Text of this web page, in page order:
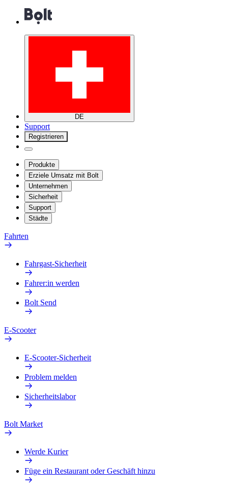
DE
Support
Registrieren
Produkte
Erziele Umsatz mit Bolt
Unternehmen
Sicherheit
Support
Städte
Fahrten
Fahrgast-Sicherheit
Fahrer:in werden
Bolt Send
E-Scooter
E-Scooter-Sicherheit
Problem melden
Sicherheitslabor
Bolt Market
Werde Kurier
Füge ein Restaurant oder Geschäft hinzu